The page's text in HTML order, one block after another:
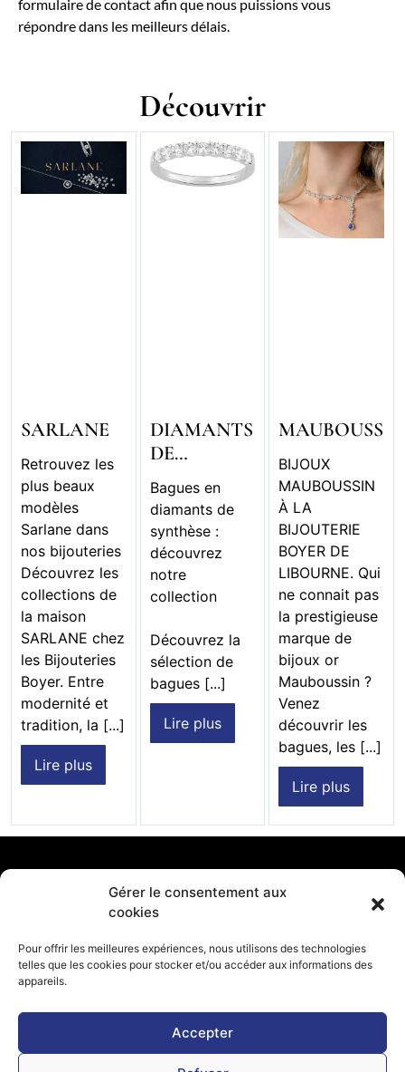
Gérer le consentement aux
cookies
Pour offrir les meilleures expériences, nous utilisons des technologies
telles que les cookies pour stocker et/ou accéder aux informations des
appareils.
Accepter
formulaire de contact afin que nous puissions vous
répondre dans les meilleurs délais.
Découvrir
SARLANE
Retrouvez les
plus beaux
modèles
Sarlane dans
nos bijouteries
Découvrez les
collections de
la maison
SARLANE chez
les Bijouteries
Boyer. Entre
modernité et
tradition, la [...]
Lire plus
DIAMANTS
DE
SYNTHÈSE
Bagues en
diamants de
synthèse :
découvrez
notre
collection
Découvrez la
sélection de
bagues [...]
Lire plus
MAUBOUSSIN
BIJOUX
MAUBOUSSIN
À LA
BIJOUTERIE
BOYER DE
LIBOURNE. Qui
ne connait pas
la prestigieuse
marque de
bijoux or
Mauboussin ?
Venez
découvrir les
bagues, les [...]
Lire plus
Menu
Bijoux
Mariage / Fiançailles
Baptême / Naissance
Contact